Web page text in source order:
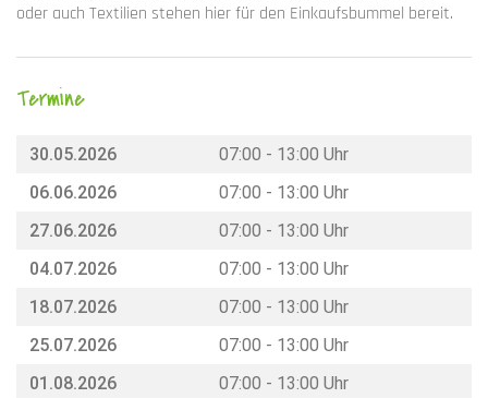
oder auch Textilien stehen hier für den Einkaufsbummel bereit.
Termine
30.05.2026
07:00 - 13:00 Uhr
06.06.2026
07:00 - 13:00 Uhr
27.06.2026
07:00 - 13:00 Uhr
04.07.2026
07:00 - 13:00 Uhr
18.07.2026
07:00 - 13:00 Uhr
25.07.2026
07:00 - 13:00 Uhr
01.08.2026
07:00 - 13:00 Uhr